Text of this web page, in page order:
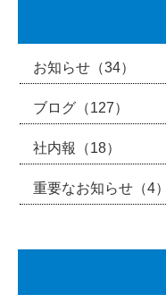
お知らせ （34）
ブログ （127）
社内報 （18）
重要なお知らせ （4）